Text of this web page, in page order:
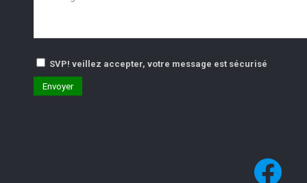
SVP! veillez accepter, votre message est sécurisé